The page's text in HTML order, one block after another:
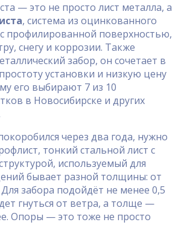
— это не просто лист металла, а
, система из оцинкованного
с профилированной поверхностью,
снегу и коррозии. Также
забор, он сочетает в
установки и низкую цену
его выбирают 7 из 10
в Новосибирске и других
через два года, нужно
, тонкий стальной лист с
используемый для
бывает разной толщины: от
забора подойдёт не менее 0,5
гнуться от ветра, а толще —
Опоры — это тоже не просто